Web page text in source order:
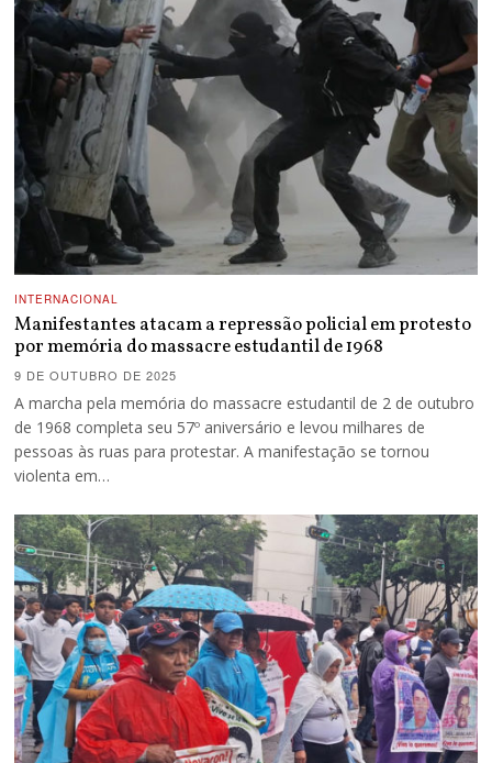
INTERNACIONAL
Manifestantes atacam a repressão policial em protesto
por memória do massacre estudantil de 1968
9 DE OUTUBRO DE 2025
A marcha pela memória do massacre estudantil de 2 de outubro
de 1968 completa seu 57º aniversário e levou milhares de
pessoas às ruas para protestar. A manifestação se tornou
violenta em…